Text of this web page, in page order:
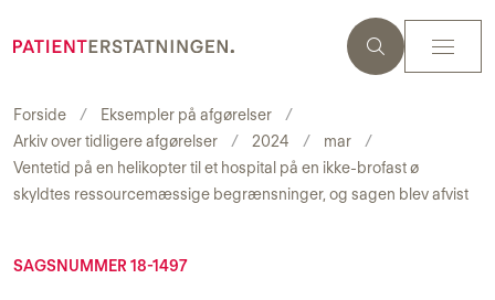
Forside
Eksempler på afgørelser
Arkiv over tidligere afgørelser
2024
mar
Ventetid på en helikopter til et hospital på en ikke-brofast ø
skyldtes ressourcemæssige begrænsninger, og sagen blev afvist
SAGSNUMMER 18-1497